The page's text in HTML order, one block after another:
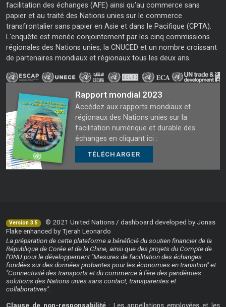
facilitation des échanges (AFE) ainsi qu'au commerce sans
papier et au traité des Nations unies sur le commerce
transfrontalier sans papier en Asie et dans le Pacifique (CPTA).
L'enquête est menée conjointement par les cinq commissions
régionales des Nations unies, la CNUCED et un nombre croissant
de partenaires mondiaux et régionaux tous les deux ans.
Rapport mondial 2023
Accédez aux rapports mondiaux et
régionaux des Nations unies sur la
facilitation numérique et durable des
échanges en cliquant ici :
TÉLÉCHARGER
Version 3.5
© 2021 United Nations / dashboard developed by Jonas
Flake enhanced by Tjerah Leonardo
La préparation de cette plateforme a bénéficié du soutien financier de la
République de Corée et de la Chine, ainsi que des projets du Compte de
l'ONU pour le développement "Mesures de facilitation des échanges
fondées sur des données probantes pour les économies en transition" et
"Connectivité des transports et du commerce à l'ère des pandémies :
solutions des Nations unies sans contact, transparentes et
collaboratives".
Clause de non-responsabilité : Les appellations employées et les